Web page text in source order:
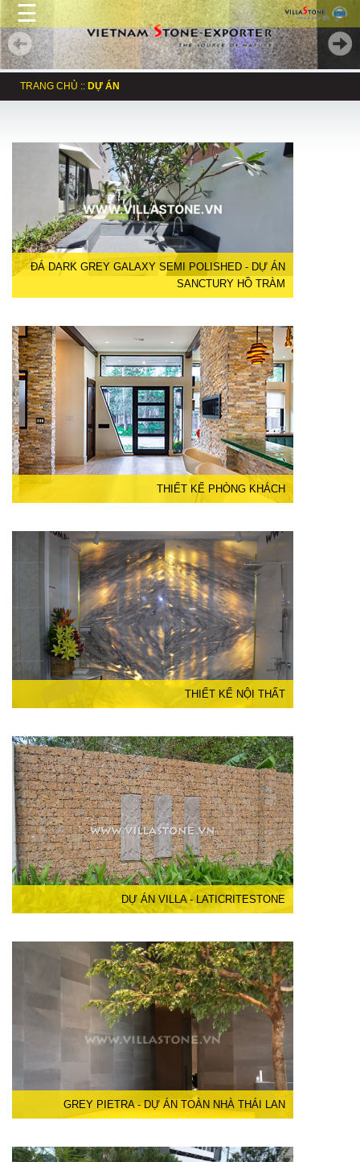
☰
TRANG CHỦ :: DỰ ÁN
ĐÁ DARK GREY GALAXY SEMI POLISHED - DỰ ÁN
SANCTURY HỒ TRÀM
THIẾT KẾ PHÒNG KHÁCH
THIẾT KẾ NỘI THẤT
DỰ ÁN VILLA - LATICRITESTONE
GREY PIETRA - DỰ ÁN TOÀN NHÀ THÁI LAN